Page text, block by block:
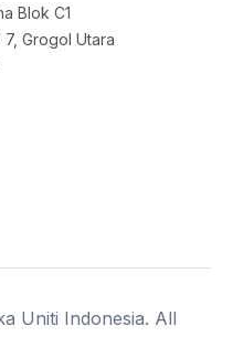
Blok C1
7, Grogol Utara
Uniti Indonesia. All